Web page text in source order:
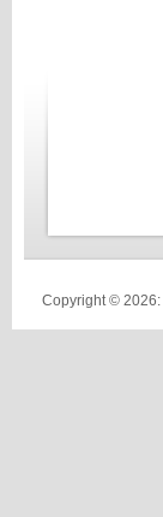
Copyright © 2026: